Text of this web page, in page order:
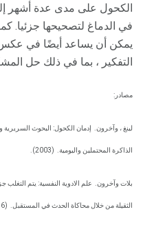
الكحول على مدى عدة أشهر
في الدماغ لتصحيحها جزئيا.
يمكن أن يساعد أيضًا في عكس
التفكير ، بما في ذلك حل
مصادر:
لينغ ، وآخرون. إدمان الكحول: البحوث السريرية
الذاكرة المحتملين واليومية. (2003).
بلات وآخرون. علم الادوية النفسية: يتم
الثقيلة من خلال محاكاة الحدث في المستقبل. (2016)